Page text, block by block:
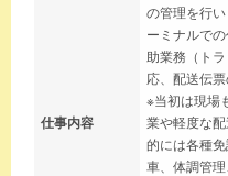
仕事内容
の管理を行
ーミナルで
助業務（ト
応、配送伝
※当初は現場
業や軽度な
的には各種
車、体調管